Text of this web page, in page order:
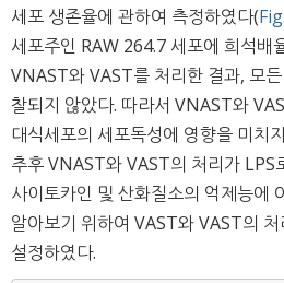
세포 생존율에 관하여 측정하였다(
세포주인 RAW 264.7 세포에 희석배
VNAST와 VAST를 처리한 결과, 모
찰되지 않았다. 따라서 VNAST와
대식세포의 세포독성에 영향을 미치
추후 VNAST와 VAST의 처리가 LPS
사이토카인 및 산화질소의 억제능에
알아보기 위하여 VAST와 VAST의
설정하였다.